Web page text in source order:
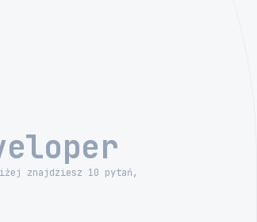
znajdziesz 10 pytań,